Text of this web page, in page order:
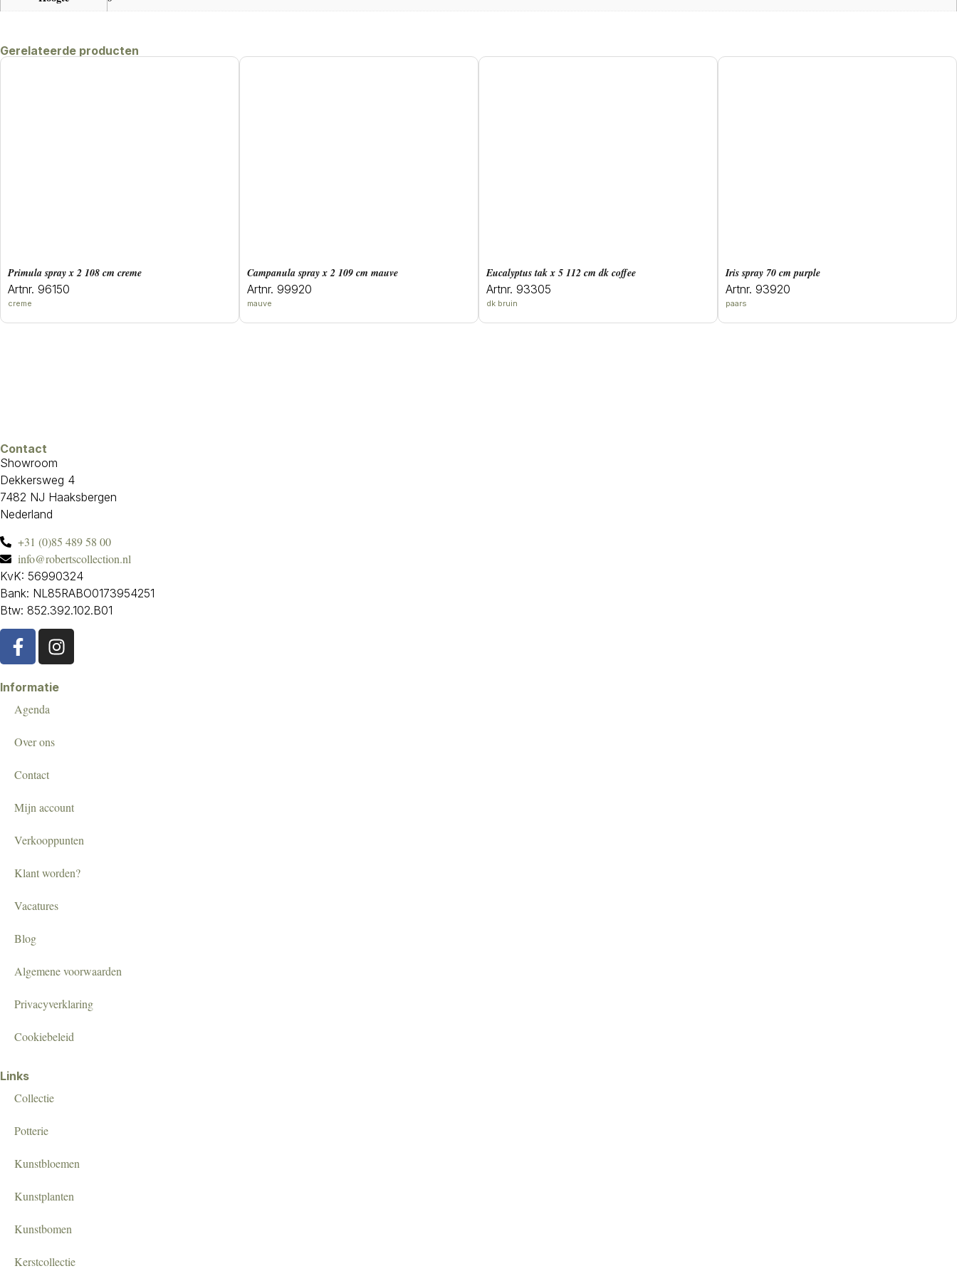
Gerelateerde producten
primula spray x 2 108 cm creme
Artnr. 96150
creme
campanula spray x 2 109 cm mauve
Artnr. 99920
mauve
eucalyptus tak x 5 112 cm dk coffee
Artnr. 93305
dk bruin
iris spray 70 cm purple
Artnr. 93920
paars
Contact
Showroom
Dekkersweg 4
7482 NJ Haaksbergen
Nederland
+31 (0)85 489 58 00
info@robertscollection.nl
KvK: 56990324
Bank: NL85RABO0173954251
Btw: 852.392.102.B01
Informatie
Agenda
Over ons
Contact
Mijn account
Verkooppunten
Klant worden?
Vacatures
Blog
Algemene voorwaarden
Privacyverklaring
Cookiebeleid
Links
Collectie
Potterie
Kunstbloemen
Kunstplanten
Kunstbomen
Kerstcollectie